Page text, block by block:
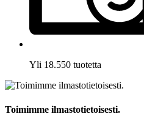
Yli 18.550 tuotetta
Toimimme ilmastotietoisesti.